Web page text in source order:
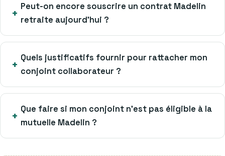
Peut-on encore souscrire un contrat Madelin
retraite aujourd’hui ?
Quels justificatifs fournir pour rattacher mon
conjoint collaborateur ?
Que faire si mon conjoint n’est pas éligible à la
mutuelle Madelin ?